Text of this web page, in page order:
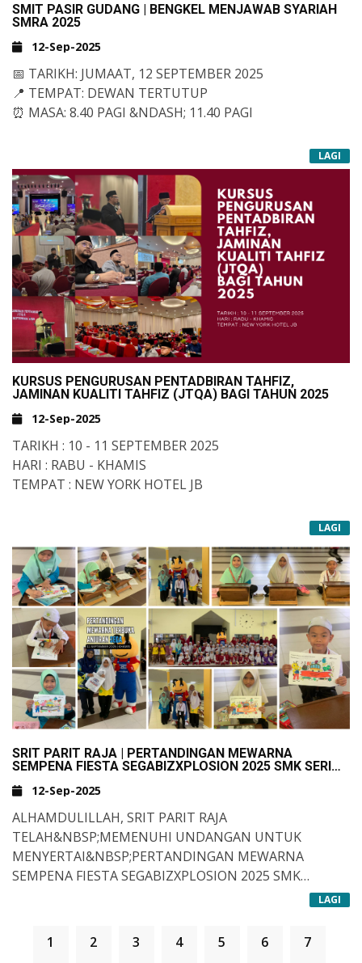
TERHADAP TANAH AIR TERCINTA.
SELAMAT HARI MALAYSIA 2025!&NBSP;
DARI SELURUH WARGA MITT&NBSP;
SMIT PASIR GUDANG | BENGKEL MENJAWAB SYARIAH
SMRA 2025
12-Sep-2025
📅 TARIKH: JUMAAT, 12 SEPTEMBER 2025
📍 TEMPAT: DEWAN TERTUTUP
⏰ MASA: 8.40 PAGI &NDASH; 11.40 PAGI
LAGI
KURSUS PENGURUSAN PENTADBIRAN TAHFIZ,
JAMINAN KUALITI TAHFIZ (JTQA) BAGI TAHUN 2025
12-Sep-2025
TARIKH : 10 - 11 SEPTEMBER 2025
HARI : RABU - KHAMIS
TEMPAT : NEW YORK HOTEL JB
LAGI
SRIT PARIT RAJA | PERTANDINGAN MEWARNA
SEMPENA FIESTA SEGABIZXPLOSION 2025 SMK SERI
12-Sep-2025
ALHAMDULILLAH, SRIT PARIT RAJA
TELAH&NBSP;MEMENUHI UNDANGAN UNTUK
MENYERTAI&NBSP;PERTANDINGAN MEWARNA
SEMPENA FIESTA SEGABIZXPLOSION 2025 SMK
RENDAH UNTUK MENGEKSPRESIKAN IMAGINASI DAN
LAGI
1 2 3 4 5 6
7